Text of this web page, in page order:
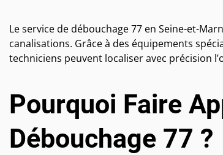
Le service de débouchage 77 en Seine-et-
canalisations. Grâce à des équipements
techniciens peuvent localiser avec précision
Pourquoi Faire
Débouchage 77 ?